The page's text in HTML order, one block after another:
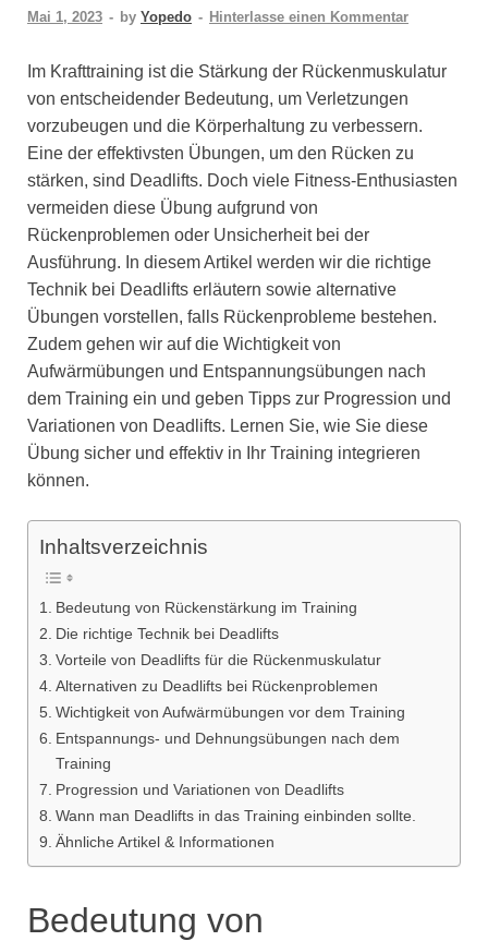
Mai 1, 2023 - by Yopedo - Hinterlasse einen Kommentar
Im Krafttraining ist die Stärkung der Rückenmuskulatur
von entscheidender Bedeutung, um Verletzungen
vorzubeugen und die Körperhaltung zu verbessern.
Eine der effektivsten Übungen, um den Rücken zu
stärken, sind Deadlifts. Doch viele Fitness-Enthusiasten
vermeiden diese Übung aufgrund von
Rückenproblemen oder Unsicherheit bei der
Ausführung. In diesem Artikel werden wir die richtige
Technik bei Deadlifts erläutern sowie alternative
Übungen vorstellen, falls Rückenprobleme bestehen.
Zudem gehen wir auf die Wichtigkeit von
Aufwärmübungen und Entspannungsübungen nach
dem Training ein und geben Tipps zur Progression und
Variationen von Deadlifts. Lernen Sie, wie Sie diese
Übung sicher und effektiv in Ihr Training integrieren
können.
Inhaltsverzeichnis
Bedeutung von Rückenstärkung im Training
Die richtige Technik bei Deadlifts
Vorteile von Deadlifts für die Rückenmuskulatur
Alternativen zu Deadlifts bei Rückenproblemen
Wichtigkeit von Aufwärmübungen vor dem Training
Entspannungs- und Dehnungsübungen nach dem
Training
Progression und Variationen von Deadlifts
Wann man Deadlifts in das Training einbinden sollte.
Ähnliche Artikel & Informationen
Bedeutung von